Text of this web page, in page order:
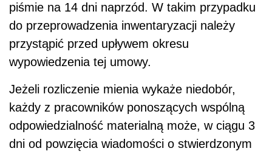
piśmie na 14 dni naprzód. W takim przypadku
do przeprowadzenia inwentaryzacji należy
przystąpić przed upływem okresu
wypowiedzenia tej umowy.
Jeżeli rozliczenie mienia wykaże niedobór,
każdy z pracowników ponoszących wspólną
odpowiedzialność materialną może, w ciągu 3
dni od powzięcia wiadomości o stwierdzonym